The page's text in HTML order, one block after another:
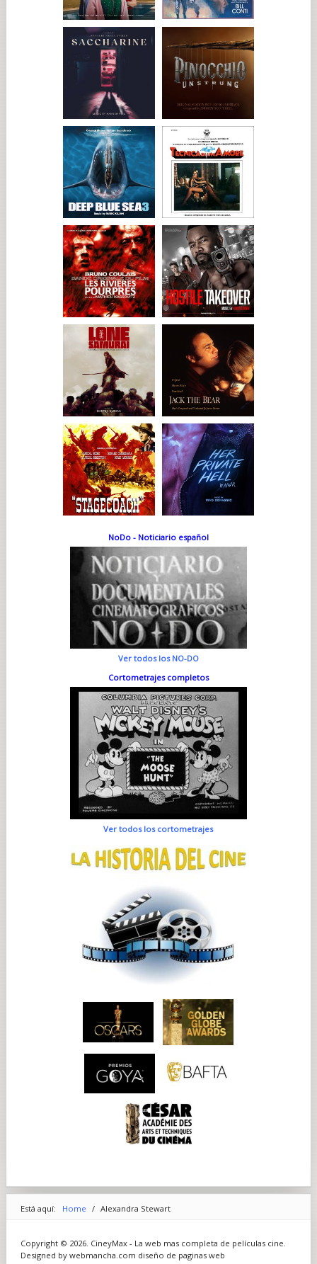
NoDo - Noticiario español
Ver todos los NO-DO
Cortometrajes completos
Ver todos los cortometrajes
Está aquí: Home / Alexandra Stewart
Copyright © 2026. CineyMax - La web mas completa de películas cine.
Designed by webmancha.com diseño de paginas web